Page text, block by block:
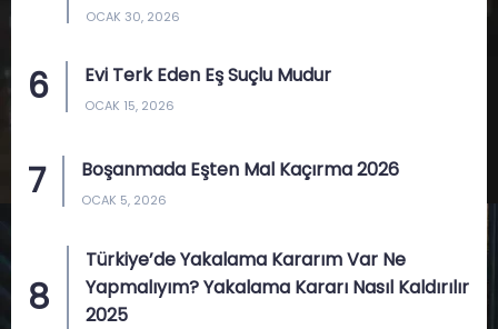
OCAK 30, 2026
Evi Terk Eden Eş Suçlu Mudur
OCAK 15, 2026
Boşanmada Eşten Mal Kaçırma 2026
OCAK 5, 2026
Türkiye’de Yakalama Kararım Var Ne
Yapmalıyım? Yakalama Kararı Nasıl Kaldırılır
2025